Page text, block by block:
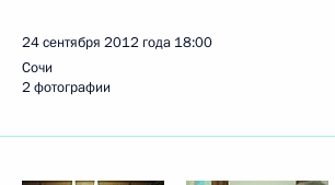
24 сентября 2012 года 18:00
Сочи
2 фотографии